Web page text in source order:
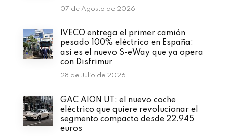
07 de Agosto de 2026
IVECO entrega el primer camión
pesado 100% eléctrico en España:
así es el nuevo S-eWay que ya opera
con Disfrimur
28 de Julio de 2026
GAC AION UT: el nuevo coche
eléctrico que quiere revolucionar el
segmento compacto desde 22.945
euros